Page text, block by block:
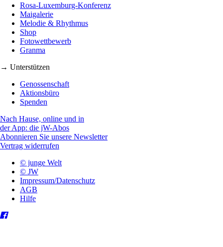
Rosa-Luxemburg-Konferenz
Maigalerie
Melodie & Rhythmus
Shop
Fotowettbewerb
Granma
→ Unterstützen
Genossenschaft
Aktionsbüro
Spenden
Nach Hause, online und in
der App: die jW-Abos
Abonnieren Sie unsere Newsletter
Vertrag widerrufen
© junge Welt
© JW
Impressum/Datenschutz
AGB
Hilfe